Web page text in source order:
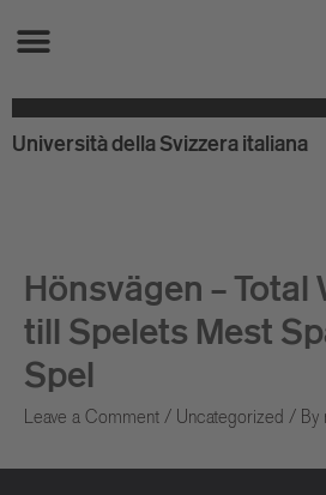
Università della Svizzera italiana
Hönsvägen – Total
till Spelets Mest
Spel
Leave a Comment / Uncategorized / By